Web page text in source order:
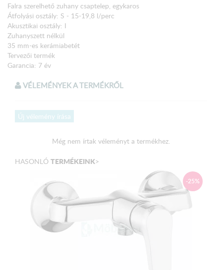
Falra szerelhető zuhany csaptelep, egykaros
Átfolyási osztály: S - 15-19,8 l/perc
Akusztikai osztály: I
Zuhanyszett nélkül
35 mm-es kerámiabetét
Tervezői termék
Garancia: 7 év
VÉLEMÉNYEK A TERMÉKRŐL
Új vélemény írása
Még nem írtak véleményt a termékhez.
HASONLÓ TERMÉKEINK>
-25%